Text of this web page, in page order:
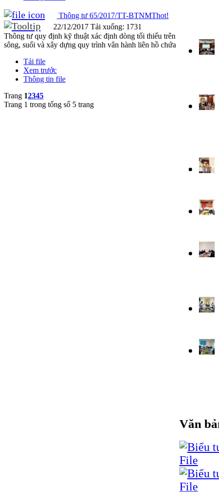
Thông tư 65/2017/TT-BTNMThot!
22/12/2017 Tải xuống: 1731
Thông tư quy định kỹ thuật xác định dòng tối thiểu trên
sông, suối và xây dựng quy trình vân hành liên hồ chứa
Tải file
Xem trước
Thông tin file
Trang 12345
Trang 1 trong tổng số 5 trang
Văn